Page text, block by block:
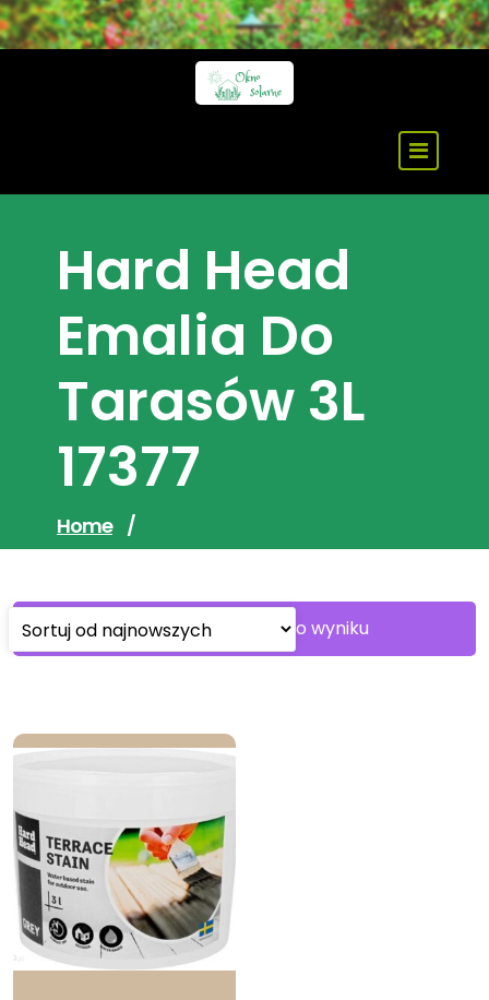
Skip
to
Hard Head
Emalia Do
Tarasów 3L
17377
Home /
Wyświetlanie jednego wyniku